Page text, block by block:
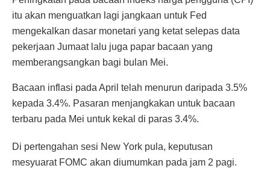
itu akan menguatkan lagi jangkaan untuk Fed
mengekalkan dasar monetari yang ketat selepas data
pekerjaan Jumaat lalu juga papar bacaan yang
memberangsangkan bagi bulan Mei.
Bacaan inflasi pada April telah menurun daripada 3.5%
kepada 3.4%. Pasaran menjangkakan untuk bacaan
terbaru pada Mei untuk kekal di paras 3.4%.
Di pertengahan sesi New York pula, keputusan
mesyuarat FOMC akan diumumkan pada jam 2 pagi.